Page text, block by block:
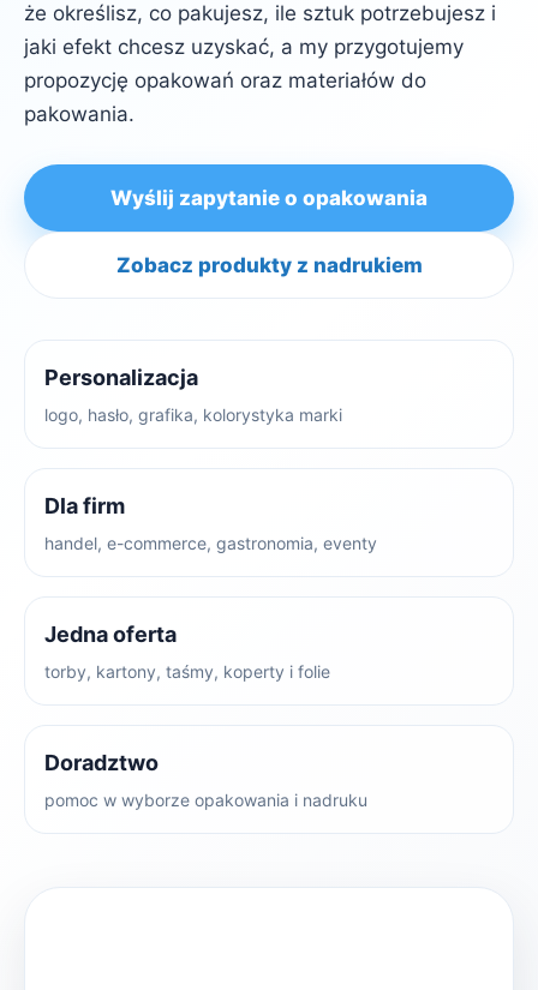
że określisz, co pakujesz, ile sztuk potrzebujesz i
jaki efekt chcesz uzyskać, a my przygotujemy
propozycję opakowań oraz materiałów do
pakowania.
Wyślij zapytanie o opakowania
Zobacz produkty z nadrukiem
Personalizacja
logo, hasło, grafika, kolorystyka marki
Dla firm
handel, e-commerce, gastronomia, eventy
Jedna oferta
torby, kartony, taśmy, koperty i folie
Doradztwo
pomoc w wyborze opakowania i nadruku